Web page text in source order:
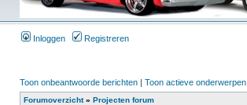
Inloggen Registreren
Toon onbeantwoorde berichten | Toon actieve onderwerpen
Forumoverzicht» Projecten forum